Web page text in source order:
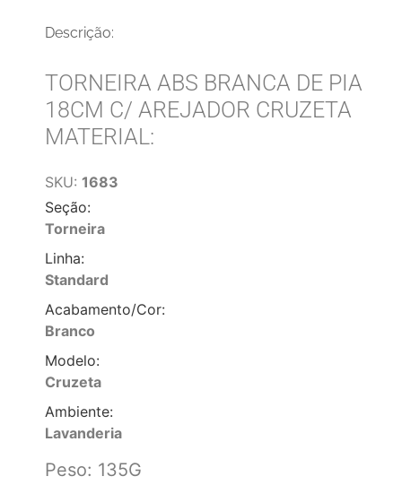
Descrição:
TORNEIRA ABS BRANCA DE PIA
18CM C/ AREJADOR CRUZETA
MATERIAL:
SKU: 1683
Seção:
Torneira
Linha:
Standard
Acabamento/Cor:
Branco
Modelo:
Cruzeta
Ambiente:
Lavanderia
Peso: 135G